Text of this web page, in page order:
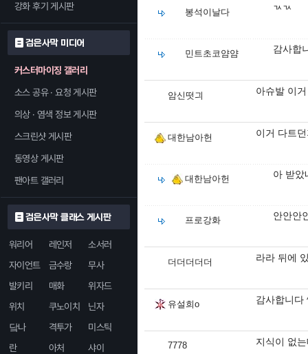
강화 후기 게시판
검은사막 미디어
커스터마이징 갤러리
소스 공유 · 요청 게시판
의상 · 염색 정보 게시판
스크린샷 게시판
동영상 게시판
팬아트 갤러리
검은사막 클래스 게시판
워리어 레인저
소서러
자이언트
금수랑
무사
발키리
매화
위자드
위치
쿠노이치
닌자
닼나
격투가
미스틱
란
아처
샤이
봉석이날다 ㄳㄳ
민트초코얌얌 감사합
암신떳긔 아슈발 이
대한남아헌 이거 다트
대한남아헌 아 받았
프로강화 안안안
더더더더더 라라 뒤에
유설희o 감사합니다
7778 지식이 없